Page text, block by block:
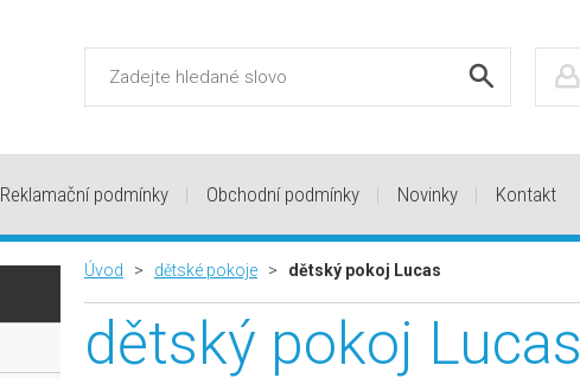
Reklamační podmínky Obchodní podmínky Novinky Kontakt
Úvod > dětské pokoje > dětský pokoj Lucas
dětský pokoj Lucas